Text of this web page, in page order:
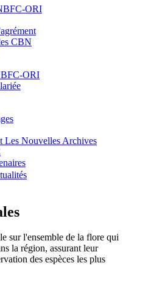
ORI
CBN
ORI
Les Nouvelles Archives
sur l'ensemble de la flore qui
la région, assurant leur
des espèces les plus